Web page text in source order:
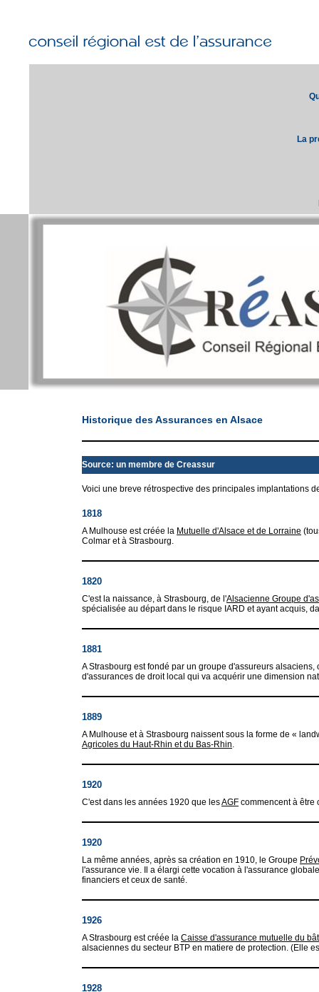
La
Historique des Assurances en Alsace
Source: un membre de Creassur
Voici une breve rétrospective des principales implantations
1818
A Mulhouse est créée la Mutuelle d'Alsace et de Lorraine
Colmar et à Strasbourg.
1820
C'est la naissance, à Strasbourg, de l'Alsacienne Groupe
spécialisée au départ dans le risque IARD et ayant acquis,
1881
A Strasbourg est fondé par un groupe d'assureurs
d'assurances de droit local qui va acquérir une dimension
1889
A Mulhouse et à Strasbourg naissent sous la forme de «
Agricoles du Haut-Rhin et du Bas-Rhin
1920
C'est dans les années 1920 que lesAGF commencent à être
1920
La même années, après sa création en 1910, le Groupe
l'assurance vie. Il a élargi cette vocation à l'assurance
financiers et ceux de santé.
1926
A Strasbourg est créée la Caisse d'assurance mutuelle du
alsaciennes du secteur BTP en matiere de protection. (Elle
1928